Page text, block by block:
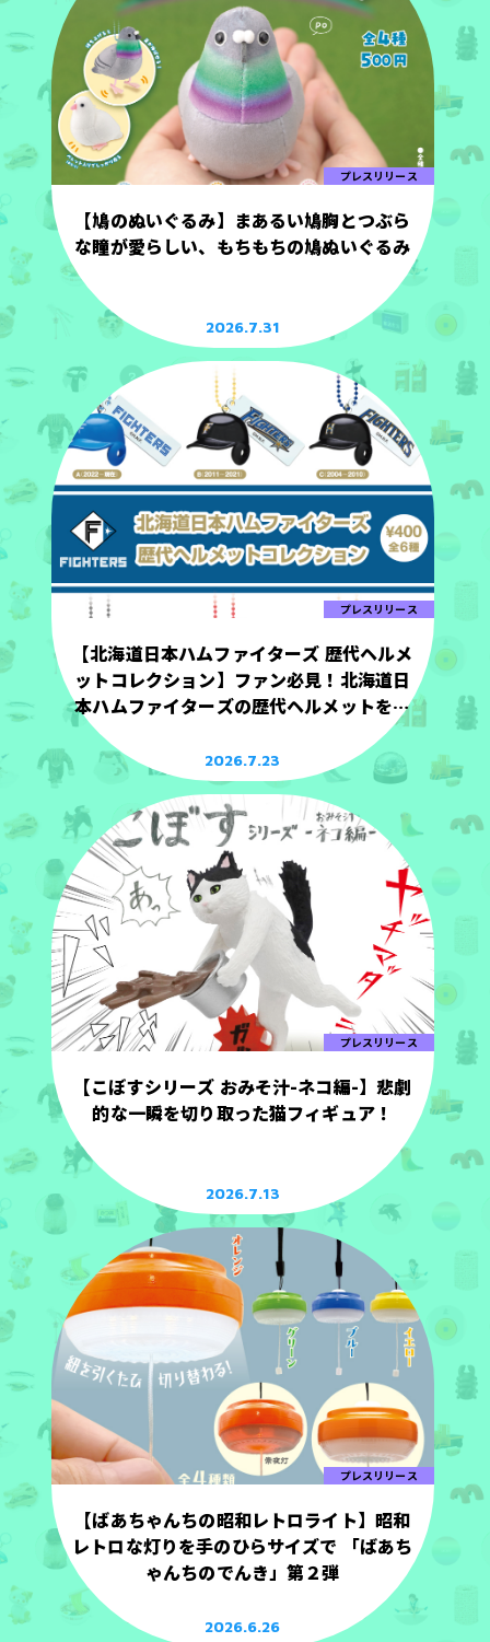
プレスリリース
【鳩のぬいぐるみ】まあるい鳩胸とつぶら
な瞳が愛らしい、もちもちの鳩ぬいぐるみ
2026.7.31
プレスリリース
【北海道日本ハムファイターズ 歴代ヘルメ
ットコレクション】ファン必見！北海道日
本ハムファイターズの歴代ヘルメットを手
2026.7.23
プレスリリース
【こぼすシリーズ おみそ汁-ネコ編-】悲劇
的な一瞬を切り取った猫フィギュア！
2026.7.13
プレスリリース
【ばあちゃんちの昭和レトロライト】昭和
レトロな灯りを手のひらサイズで 「ばあち
ゃんちのでんき」第２弾
2026.6.26